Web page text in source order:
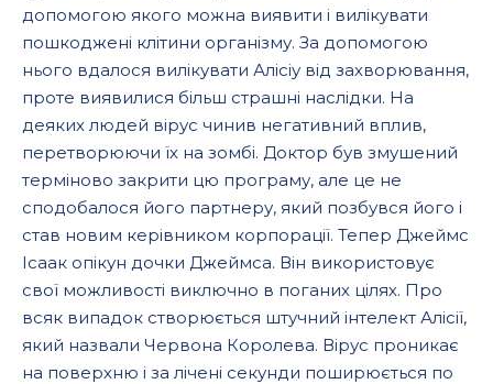
допомогою якого можна виявити і вилікувати
пошкоджені клітини організму. За допомогою
нього вдалося вилікувати Алісіу від захворювання,
проте виявилися більш страшні наслідки. На
деяких людей вірус чинив негативний вплив,
перетворюючи їх на зомбі. Доктор був змушений
терміново закрити цю програму, але це не
сподобалося його партнеру, який позбувся його і
став новим керівником корпорації. Тепер Джеймс
Ісаак опікун дочки Джеймса. Він використовує
свої можливості виключно в поганих цілях. Про
всяк випадок створюється штучний інтелект Алісії,
який назвали Червона Королева. Вірус проникає
на поверхню і за лічені секунди поширюється по